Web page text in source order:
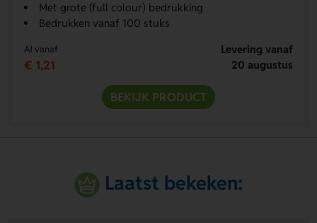
Met grote (full colour) bedrukking
Bedrukken vanaf 100 stuks
Al vanaf
€ 1,21
Levering vanaf
20 augustus
BEKIJK PRODUCT
Laatst bekeken: